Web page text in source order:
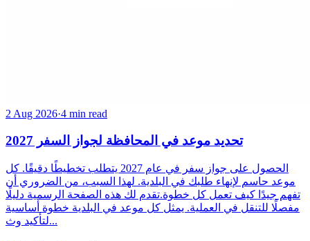
2 Aug 2026·4 min read
تحديد موعد في المحافظة لجواز السفر 2027
الحصول على جواز سفر في عام 2027 يتطلب تخطيطًا دقيقًا. كل
موعد حاسم لإنهاء طلبك في البلدية. لهذا السبب، من الضروري أن
تفهم جيدًا كيف تعمل كل خطوة.تقدم لك هذه الصفحة الرسمية دليلًا
مفصلًا للتنقل في العملية. يمثل كل موعد في البلدية خطوة أساسية
لتأكيد وث...